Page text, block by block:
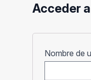
Acceder
Nombre de